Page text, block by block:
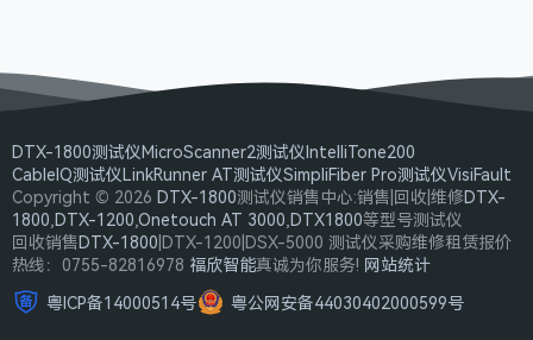
DTX-1800测试仪MicroScanner2测试仪IntelliTone200
CableIQ测试仪LinkRunner AT测试仪SimpliFiber Pro测试仪VisiFault
Copyright © 2026 DTX-1800测试仪销售中心:销售|回收|维修DTX-
1800,DTX-1200,Onetouch AT 3000,DTX1800等型号测试仪
回收销售DTX-1800|DTX-1200|DSX-5000 测试仪采购维修租赁报价
热线：0755-82816978 福欣智能真诚为你服务! 网站统计
粤ICP备14000514号
粤公网安备44030402000599号